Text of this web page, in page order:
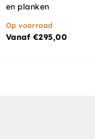
en planken
Op voorraad
Vanaf €295,00